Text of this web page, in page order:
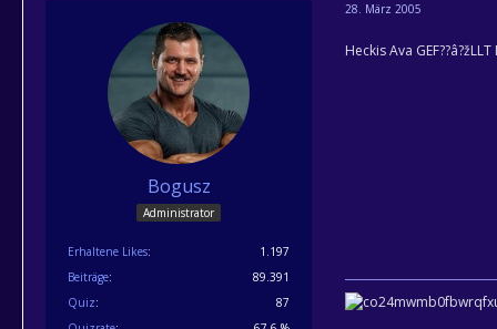
Bogusz
Administrator
Erhaltene Likes
1.197
Beiträge
89.391
Quiz
87
28. März 2005
Heckis Ava GEF??â?žLLT